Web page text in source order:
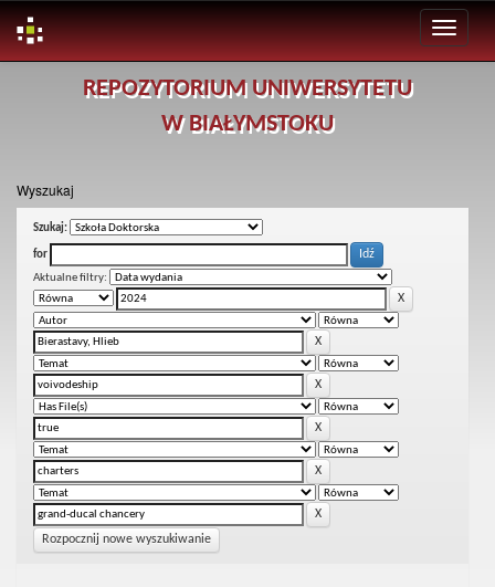
REPOZYTORIUM UNIWERSYTETU
W BIAŁYMSTOKU
Wyszukaj
Szukaj:
for
Aktualne filtry:
Rozpocznij nowe wyszukiwanie